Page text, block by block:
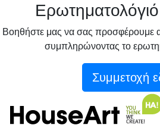
Βοηθήστε μας να σας προσφέρουμε
συμπληρώνοντας το
Συμμετοχή